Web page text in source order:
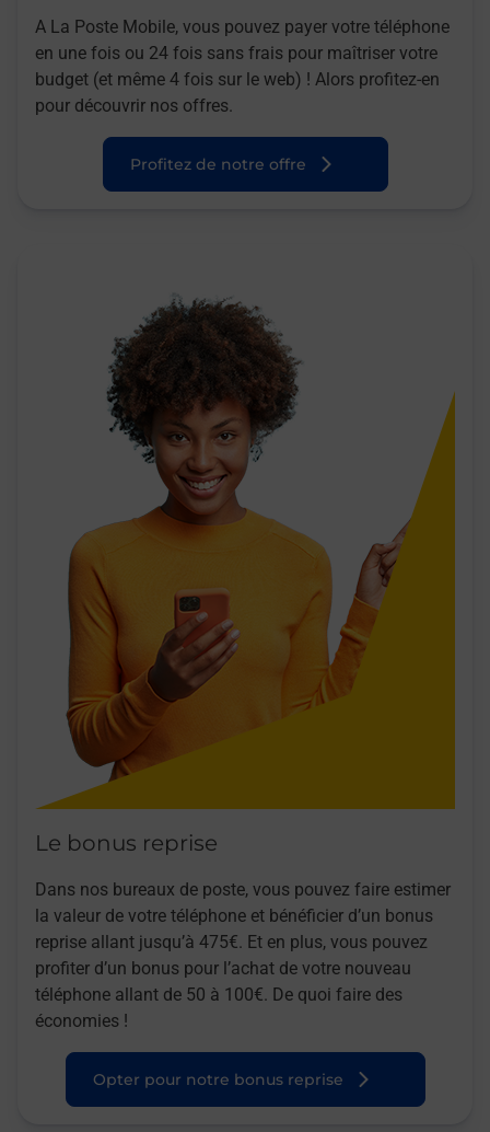
A La Poste Mobile, vous pouvez payer votre téléphone
en une fois ou 24 fois sans frais pour maîtriser votre
budget (et même 4 fois sur le web) ! Alors profitez-en
pour découvrir nos offres.
Profitez de notre offre
Le bonus reprise
Dans nos bureaux de poste, vous pouvez faire estimer
la valeur de votre téléphone et bénéficier d’un bonus
reprise allant jusqu’à 475€. Et en plus, vous pouvez
profiter d’un bonus pour l’achat de votre nouveau
téléphone allant de 50 à 100€. De quoi faire des
économies !
Opter pour notre bonus reprise